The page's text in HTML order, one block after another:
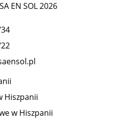
EN SOL 2026
Hiszpanii
w Hiszpanii